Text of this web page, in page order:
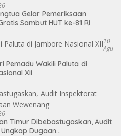
Gelar Pemeriksaan
Sambut HUT ke-81 RI
10
Agu
Pemadu Wakili Paluta di
XII
Timur Dibebastugaskan, Audit
Dugaan